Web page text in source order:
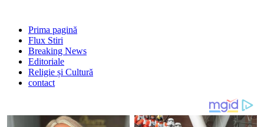
Prima pagină
Flux Stiri
Breaking News
Editoriale
Religie și Cultură
contact